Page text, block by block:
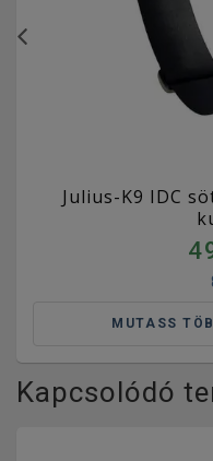
Julius-K9 IDC
4
MUTASS
Kapcsolódó